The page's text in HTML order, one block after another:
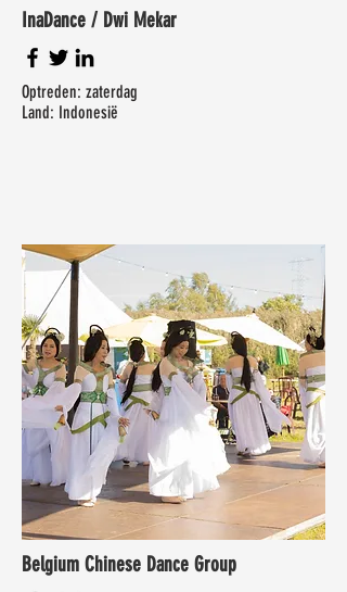
InaDance / Dwi Mekar
Optreden: zaterdag
Land: Indonesië
Belgium Chinese Dance Group